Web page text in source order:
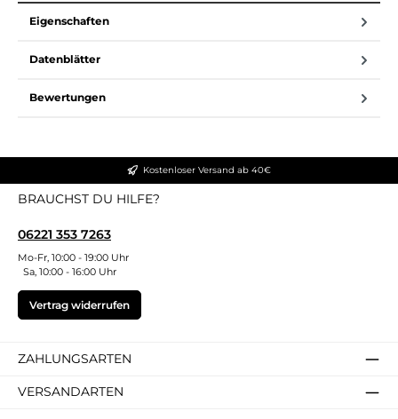
Eigenschaften
Datenblätter
Bewertungen
Kostenloser Versand ab 40€
BRAUCHST DU HILFE?
06221 353 7263
Mo-Fr, 10:00 - 19:00 Uhr
Sa, 10:00 - 16:00 Uhr
Vertrag widerrufen
ZAHLUNGSARTEN
VERSANDARTEN